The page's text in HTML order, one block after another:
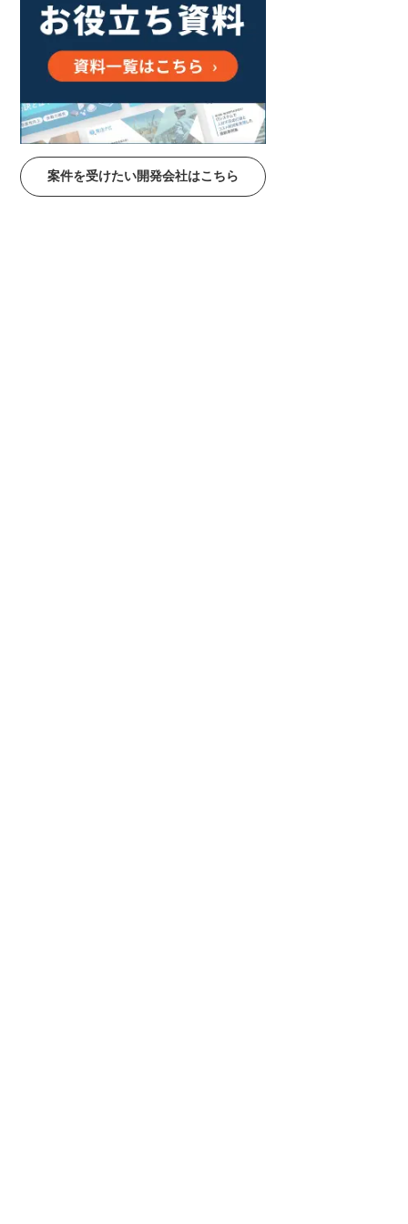
案件を受けたい開発会社はこちら